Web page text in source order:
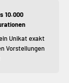
10.000
Unikat exakt
Vorstellungen